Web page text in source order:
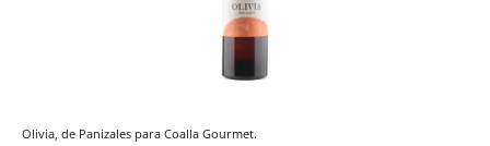
Olivia, de Panizales para Coalla Gourmet.